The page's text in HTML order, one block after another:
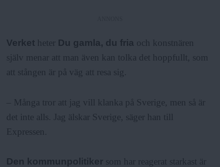
Verket heter Du gamla, du fria och konstnären
själv menar att man även kan tolka det hoppfullt, som
att stången är på väg att resa sig.
– Många tror att jag vill klanka på Sverige, men så är
det inte alls. Jag älskar Sverige, säger han till
Expressen.
Den kommunpolitiker som har reagerat starkast är